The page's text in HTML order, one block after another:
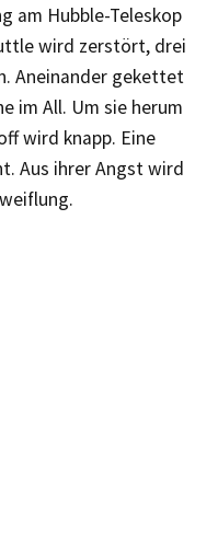
am Hubble-Teleskop
wird zerstört, drei
Aneinander gekettet
im All. Um sie herum
wird knapp. Eine
Aus ihrer Angst wird